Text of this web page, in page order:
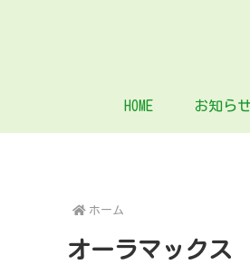
HOME お知らせ
ホーム
オーラマックス